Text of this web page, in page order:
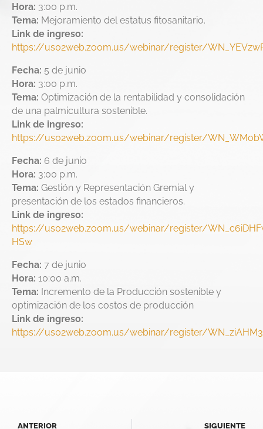
Hora: 3:00 p.m.
Tema: Mejoramiento del estatus fitosanitario.
Link de ingreso:
https://us02web.zoom.us/webinar/register/
Fecha: 5 de junio
Hora: 3:00 p.m.
Tema: Optimización de la rentabilidad y consolidación
de una palmicultura sostenible.
Link de ingreso:
https://us02web.zoom.us/webinar/register/
Fecha: 6 de junio
Hora: 3:00 p.m.
Tema: Gestión y Representación Gremial y
presentación de los estados financieros.
Link de ingreso:
https://us02web.zoom.us/webinar/register/
HSw
Fecha: 7 de junio
Hora: 10:00 a.m.
Tema: Incremento de la Producción sostenible y
optimización de los costos de producción
Link de ingreso:
https://us02web.zoom.us/webinar/register/
ANTERIOR SIGUIENTE